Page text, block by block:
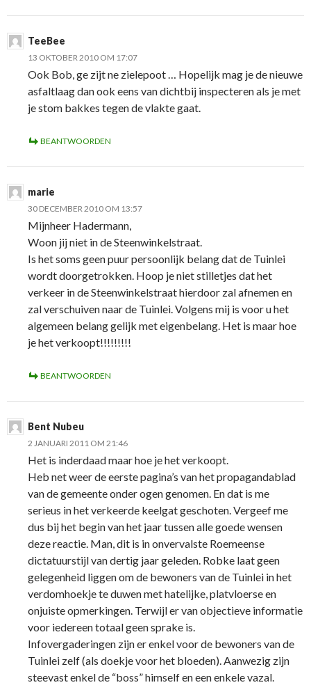
TeeBee
13 OKTOBER 2010 OM 17:07
Ook Bob, ge zijt ne zielepoot … Hopelijk mag je de nieuwe
asfaltlaag dan ook eens van dichtbij inspecteren als je met
je stom bakkes tegen de vlakte gaat.
BEANTWOORDEN
marie
30 DECEMBER 2010 OM 13:57
Mijnheer Hadermann,
Woon jij niet in de Steenwinkelstraat.
Is het soms geen puur persoonlijk belang dat de Tuinlei
wordt doorgetrokken. Hoop je niet stilletjes dat het
verkeer in de Steenwinkelstraat hierdoor zal afnemen en
zal verschuiven naar de Tuinlei. Volgens mij is voor u het
algemeen belang gelijk met eigenbelang. Het is maar hoe
je het verkoopt!!!!!!!!!
BEANTWOORDEN
Bent Nubeu
2 JANUARI 2011 OM 21:46
Het is inderdaad maar hoe je het verkoopt.
Heb net weer de eerste pagina’s van het propagandablad
van de gemeente onder ogen genomen. En dat is me
serieus in het verkeerde keelgat geschoten. Vergeef me
dus bij het begin van het jaar tussen alle goede wensen
deze reactie. Man, dit is in onvervalste Roemeense
dictatuurstijl van dertig jaar geleden. Robke laat geen
gelegenheid liggen om de bewoners van de Tuinlei in het
verdomhoekje te duwen met hatelijke, platvloerse en
onjuiste opmerkingen. Terwijl er van objectieve informatie
voor iedereen totaal geen sprake is.
Infovergaderingen zijn er enkel voor de bewoners van de
Tuinlei zelf (als doekje voor het bloeden). Aanwezig zijn
steevast enkel de “boss” himself en een enkele vazal.